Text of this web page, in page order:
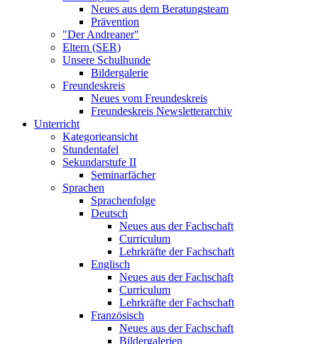
Neues aus dem Beratungsteam
Prävention
"Der Andreaner"
Eltern (SER)
Unsere Schulhunde
Bildergalerie
Freundeskreis
Neues vom Freundeskreis
Freundeskreis Newsletterarchiv
Unterricht
Kategorieansicht
Stundentafel
Sekundarstufe II
Seminarfächer
Sprachen
Sprachenfolge
Deutsch
Neues aus der Fachschaft
Curriculum
Lehrkräfte der Fachschaft
Englisch
Neues aus der Fachschaft
Curriculum
Lehrkräfte der Fachschaft
Französisch
Neues aus der Fachschaft
Bildergalerien